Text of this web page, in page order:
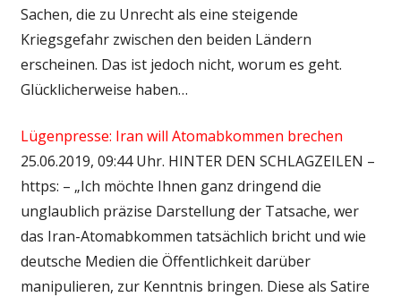
Sachen, die zu Unrecht als eine steigende
Kriegsgefahr zwischen den beiden Ländern
erscheinen. Das ist jedoch nicht, worum es geht.
Glücklicherweise haben…
Lügenpresse: Iran will Atomabkommen brechen
25.06.2019, 09:44 Uhr. HINTER DEN SCHLAGZEILEN –
https: – „Ich möchte Ihnen ganz dringend die
unglaublich präzise Darstellung der Tatsache, wer
das Iran-Atomabkommen tatsächlich bricht und wie
deutsche Medien die Öffentlichkeit darüber
manipulieren, zur Kenntnis bringen. Diese als Satire